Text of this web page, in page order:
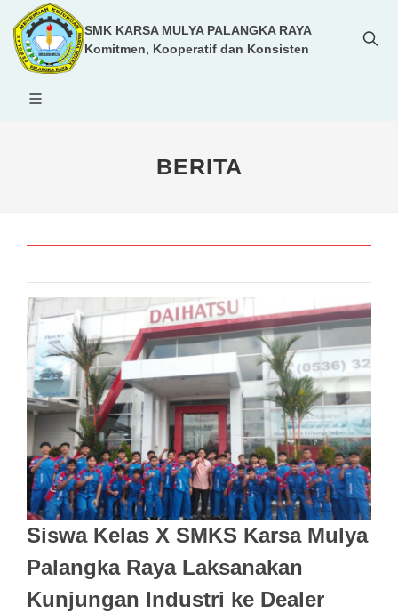
SMK KARSA MULYA PALANGKA RAYA
Komitmen, Kooperatif dan Konsisten
BERITA
Siswa Kelas X SMKS Karsa Mulya
Palangka Raya Laksanakan
Kunjungan Industri ke Dealer